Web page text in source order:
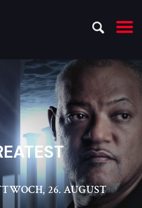
26. AUGUST